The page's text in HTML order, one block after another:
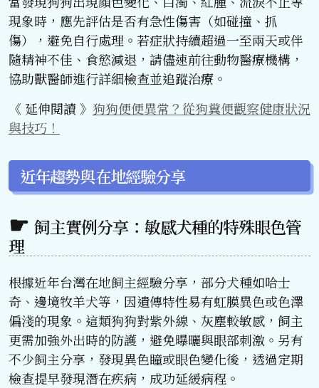
現象時，應先評估是否有急性傷害（如碰撞、抓
傷），避免自行處理。若症狀持續超過一至兩天或伴
隨精神不佳、食慾減退，請儘速前往動物醫療機構，
協助獸醫師進行詳細檢查並追蹤治療。
《 延伸閱讀 》 狗狗便便異常？從狗糞便觀察健康狀況
與技巧！
近年趨勢與在地經驗分享
飼主實例分享：敏感犬種的特殊眼色管
理
根據近年台灣在地飼主經驗分享，部分犬種如哈士
奇、邊境牧羊犬等，因遺傳特性易有虹膜異色或色澤
偏淺的現象。這類狗狗對紫外線、灰塵較敏感，飼主
更需加強外出時的防護，避免曝曬與眼部刺激。另有
不少飼主分享，發現異色瞳或眼色變化後，透過定期
檢查提早發現潛在疾病，成功延緩病程。